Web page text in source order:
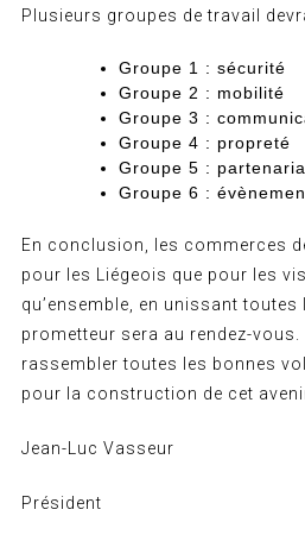
Plusieurs groupes de travail
Groupe 1 : sécurité
Groupe 2 : mobilité
Groupe 3 :
Groupe 4 : propreté
Groupe 5 :
Groupe 6 :
En conclusion, les commerces
pour les Liégeois que pour les
qu’ensemble, en unissant
prometteur sera au rendez-
rassembler toutes les bonnes
pour la construction de cet
Jean-Luc Vasseur
Président